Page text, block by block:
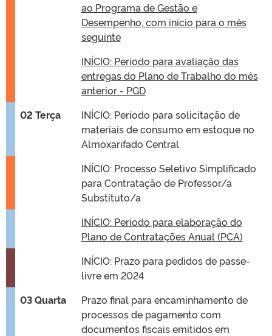
ao Programa de Gestão e
Desempenho, com início para o mês
seguinte
INÍCIO: Período para avaliação das
entregas do Plano de Trabalho do mês
anterior - PGD
02 Terça
INÍCIO: Período para solicitação de
materiais de consumo em estoque no
Almoxarifado Central
INÍCIO: Processo Seletivo Simplificado
para Contratação de Professor/a
Substituto/a
INÍCIO: Período para elaboração do
Plano de Contratações Anual (PCA)
INÍCIO: Prazo para pedidos de passe-
livre em 2024
03 Quarta
Prazo final para encaminhamento de
processos de pagamento com
documentos fiscais emitidos em